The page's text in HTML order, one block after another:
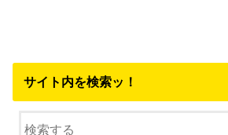
サイト内を検索ッ！